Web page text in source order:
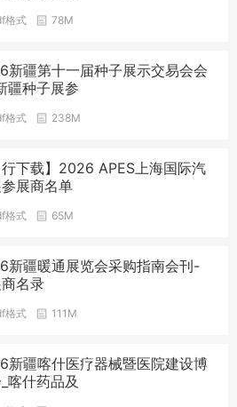
格式 78M
新疆第十一届种子展示交易会会
疆种子展参
格式 238M
行下载】2026 APES上海国际汽
展商名单
格式 65M
新疆暖通展览会采购指南会刊-
名录
格式 111M
新疆喀什医疗器械暨医院建设博
喀什药品及